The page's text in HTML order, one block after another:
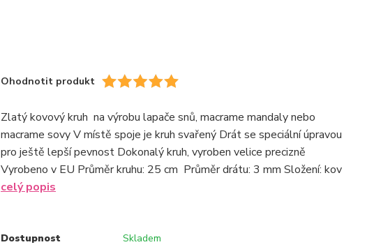
Ohodnotit produkt
Zlatý kovový kruh na výrobu lapače snů, macrame mandaly nebo
macrame sovy V místě spoje je kruh svařený Drát se speciální úpravou
pro ještě lepší pevnost Dokonalý kruh, vyroben velice precizně
Vyrobeno v EU Průměr kruhu: 25 cm Průměr drátu: 3 mm Složení: kov
celý popis
Dostupnost
Skladem